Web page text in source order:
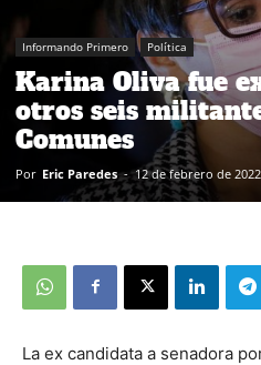
Informando Primero Política
Karina Oliva fue
otros seis
Comunes
Por Eric Paredes - 12 de febrero de 2022
La ex candidata a senadora